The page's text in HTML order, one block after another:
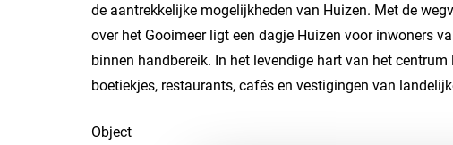
de aantrekkelijke mogelijkheden van Huizen. Met de
over het Gooimeer ligt een dagje Huizen voor inwoners
binnen handbereik. In het levendige hart van het
boetiekjes, restaurants, cafés en vestigingen van
Object